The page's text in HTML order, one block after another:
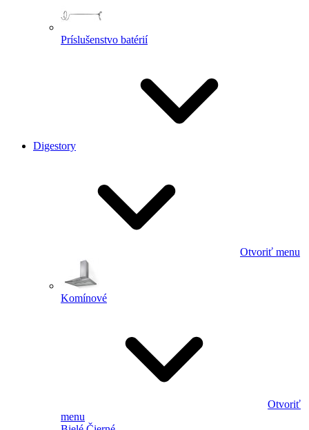
Príslušenstvo batérií
Digestory
Otvoriť menu
Komínové
Otvoriť
menu